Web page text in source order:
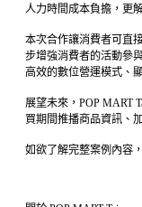
人力時間成本負擔，更
本次合作讓消費者可直
步增強消費者的活動參
高效的數位營運模式、
展望未來，POP MART
買期間推播商品資訊、
如欲了解完整案例內容